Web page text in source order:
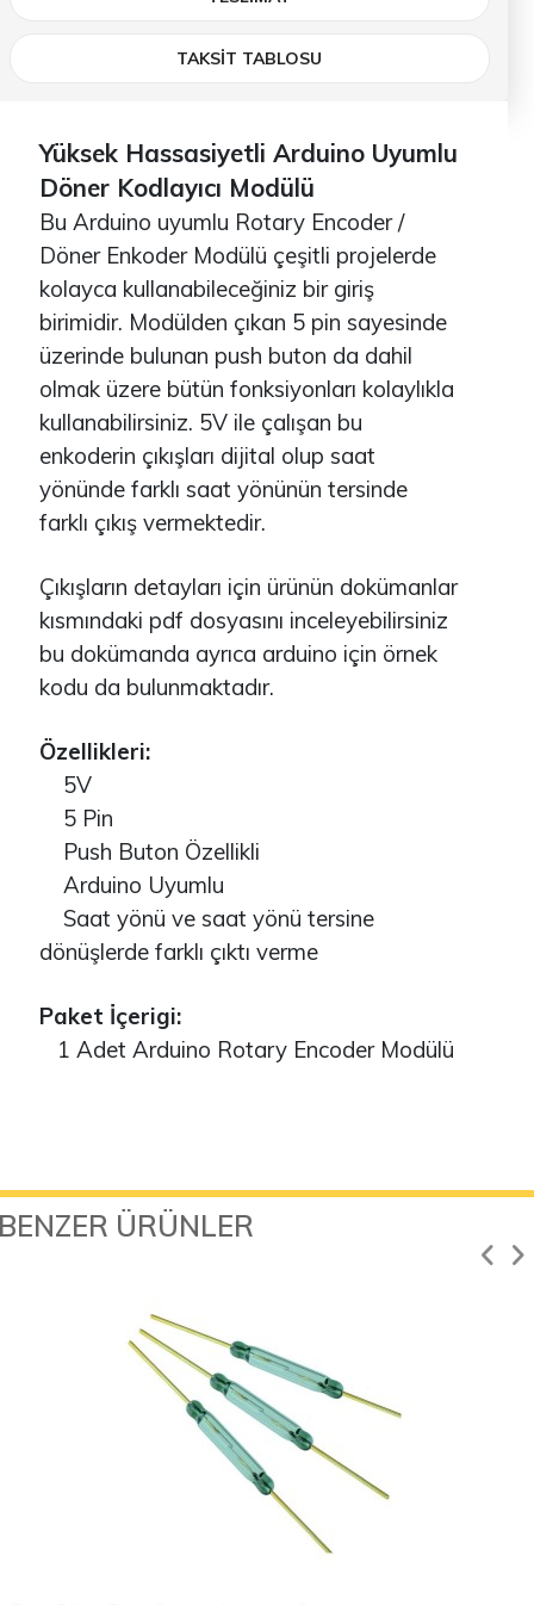
TAKSİT TABLOSU
Yüksek Hassasiyetli Arduino Uyumlu
Döner Kodlayıcı Modülü
Bu Arduino uyumlu Rotary Encoder /
Döner Enkoder Modülü çeşitli projelerde
kolayca kullanabileceğiniz bir giriş
birimidir. Modülden çıkan 5 pin sayesinde
üzerinde bulunan push buton da dahil
olmak üzere bütün fonksiyonları kolaylıkla
kullanabilirsiniz. 5V ile çalışan bu
enkoderin çıkışları dijital olup saat
yönünde farklı saat yönünün tersinde
farklı çıkış vermektedir.
Çıkışların detayları için ürünün dokümanlar
kısmındaki pdf dosyasını inceleyebilirsiniz
bu dokümanda ayrıca arduino için örnek
kodu da bulunmaktadır.
Özellikleri:
5V
5 Pin
Push Buton Özellikli
Arduino Uyumlu
Saat yönü ve saat yönü tersine
dönüşlerde farklı çıktı verme
Paket İçerigi:
1 Adet Arduino Rotary Encoder Modülü
ÜRÜNLER